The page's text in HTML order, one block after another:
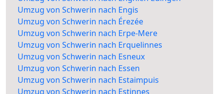
Umzug von Schwerin nach Engis
Umzug von Schwerin nach Érezée
Umzug von Schwerin nach Erpe-Mere
Umzug von Schwerin nach Erquelinnes
Umzug von Schwerin nach Esneux
Umzug von Schwerin nach Essen
Umzug von Schwerin nach Estaimpuis
Umzug von Schwerin nach Estinnes